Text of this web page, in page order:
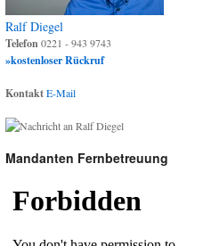
Ralf Diegel
Telefon0221 - 943 9743
»kostenloser Rückruf
KontaktE-Mail
Mandanten Fernbetreuung